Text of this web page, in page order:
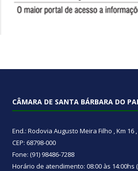
CÂMARA DE SANTA BÁRBARA DO
End.: Rodovia Augusto Meira Filho , Km 16
CEP: 68798-000
Fone: (91) 98486-7288
Horário de atendimento: 08:00 às 14:00hs